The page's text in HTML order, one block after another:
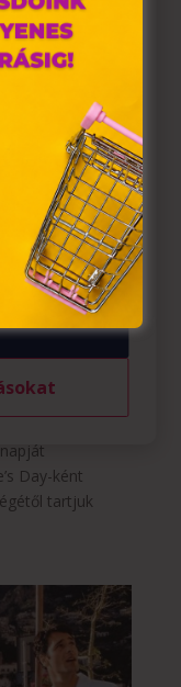
6, 2023|A
igazán a
Day-ként
tartjuk
Ön
2003. évi C.
az
szolgáltatások
valamint
használjuk.
országain
és ezeknek a
eszközén történő
kell kérniük.